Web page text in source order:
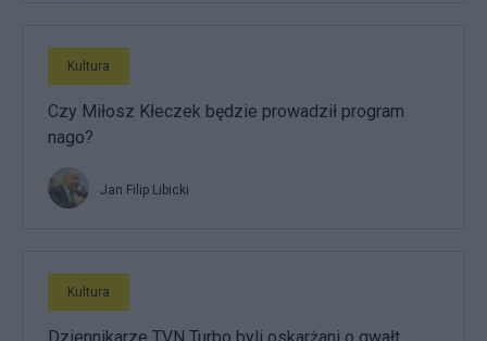
Kultura
Czy Miłosz Kłeczek będzie prowadził program
nago?
Jan Filip Libicki
Kultura
Dziennikarze TVN Turbo byli oskarżani o gwałt.